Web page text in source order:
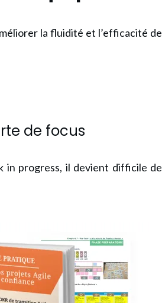
la fluidité et l’efficacité de
de focus
in progress, il devient difficile de